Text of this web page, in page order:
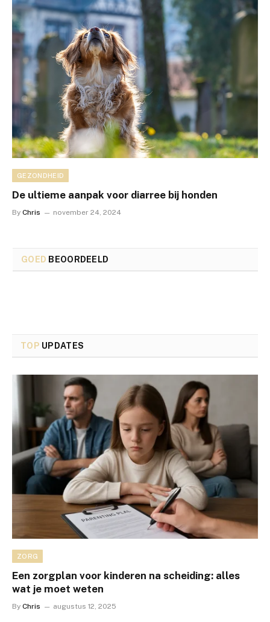
GEZONDHEID
De ultieme aanpak voor diarree bij honden
By Chris november 24, 2024
GOED BEOORDEELD
TOP UPDATES
ZORG
Een zorgplan voor kinderen na scheiding: alles
wat je moet weten
By Chris augustus 12, 2025